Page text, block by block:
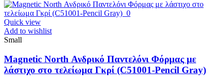
Quick view
Add to wishlist
Small
Magnetic North Ανδρικό Παντελόνι Φόρμας με
λάστιχο στο τελείωμα Γκρί (C51001-Pencil Gray)